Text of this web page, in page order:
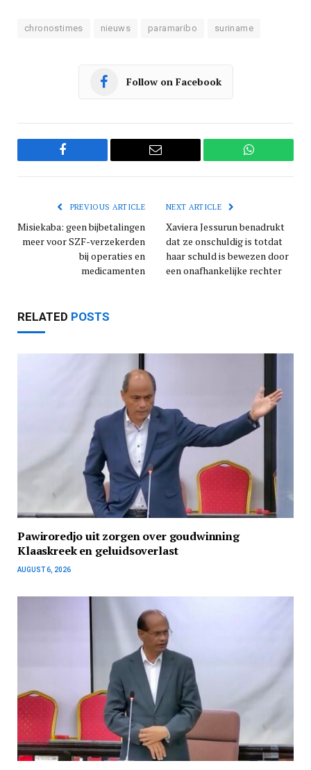
chronostimes nieuws paramaribo suriname
Follow on Facebook
Facebook Email WhatsApp
PREVIOUS ARTICLE
Misiekaba: geen bijbetalingen
meer voor SZF-verzekerden
bij operaties en
medicamenten
NEXT ARTICLE
Xaviera Jessurun benadrukt
dat ze onschuldig is totdat
haar schuld is bewezen door
een onafhankelijke rechter
RELATED POSTS
Pawiroredjo uit zorgen over goudwinning
Klaaskreek en geluidsoverlast
AUGUST 6, 2026